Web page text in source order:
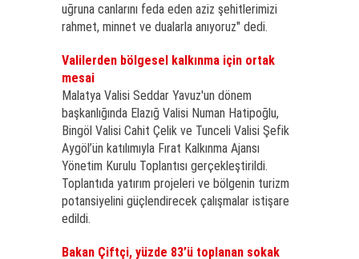
uğruna canlarını feda eden aziz şehitlerimizi
rahmet, minnet ve dualarla anıyoruz" dedi.
Valilerden bölgesel kalkınma için ortak
mesai
Malatya Valisi Seddar Yavuz'un dönem
başkanlığında Elazığ Valisi Numan Hatipoğlu,
Bingöl Valisi Cahit Çelik ve Tunceli Valisi Şefik
Aygöl’ün katılımıyla Fırat Kalkınma Ajansı
Yönetim Kurulu Toplantısı gerçekleştirildi.
Toplantıda yatırım projeleri ve bölgenin turizm
potansiyelini güçlendirecek çalışmalar istişare
edildi.
Bakan Çiftçi, yüzde 83’ü toplanan sokak